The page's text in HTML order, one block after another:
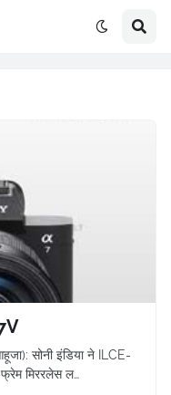
सोनी इंडिया ने ILCE-
मिररलेस ल…